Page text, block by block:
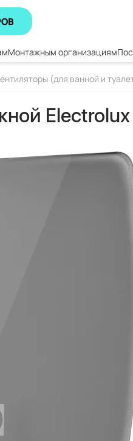
Монтажным организациям
(для ванной и